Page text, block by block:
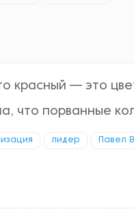
красный — это
что порванные
лидер Павел